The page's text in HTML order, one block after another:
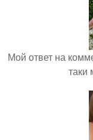
Мой ответ на
таки